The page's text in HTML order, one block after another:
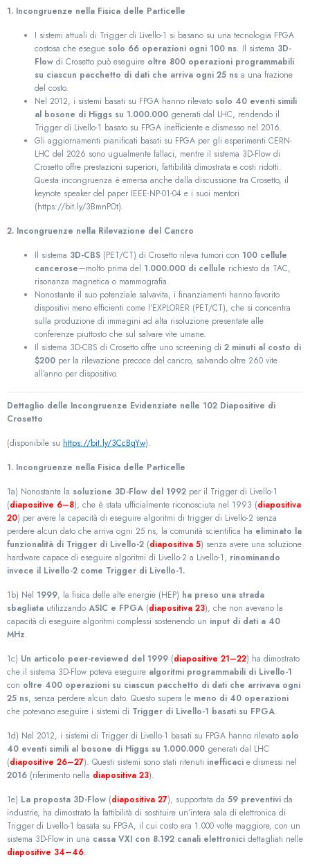
1. Incongruenze nella Fisica delle Particelle
I sistemi attuali di Trigger di Livello-1 si basano su una tecnologia FPGA
costosa che esegue solo 66 operazioni ogni 100 ns. Il sistema 3D-
Flow di Crosetto può eseguire oltre 800 operazioni programmabili
su ciascun pacchetto di dati che arriva ogni 25 ns a una frazione
del costo.
Nel 2012, i sistemi basati su FPGA hanno rilevato solo 40 eventi simili
al bosone di Higgs su 1.000.000 generati dal LHC, rendendo il
Trigger di Livello-1 basato su FPGA inefficiente e dismesso nel 2016.
Gli aggiornamenti pianificati basati su FPGA per gli esperimenti CERN-
LHC del 2026 sono ugualmente fallaci, mentre il sistema 3D-Flow di
Crosetto offre prestazioni superiori, fattibilità dimostrata e costi ridotti.
Questa incongruenza è emersa anche dalla discussione tra Crosetto, il
keynote speaker del paper IEEE-NP-01-04 e i suoi mentori
(https://bit.ly/3BmnPOt).
2. Incongruenze nella Rilevazione del Cancro
Il sistema 3D-CBS (PET/CT) di Crosetto rileva tumori con 100 cellule
cancerose—molto prima del 1.000.000 di cellule richiesto da TAC,
risonanza magnetica o mammografia.
Nonostante il suo potenziale salvavita, i finanziamenti hanno favorito
dispositivi meno efficienti come l’EXPLORER (PET/CT), che si concentra
sulla produzione di immagini ad alta risoluzione presentate alle
conferenze piuttosto che sul salvare vite umane.
Il sistema 3D-CBS di Crosetto offre uno screening di 2 minuti al costo di
$200 per la rilevazione precoce del cancro, salvando oltre 260 vite
all’anno per dispositivo.
Dettaglio delle Incongruenze Evidenziate nelle 102 Diapositive di
Crosetto
(disponibile su https://bit.ly/3CcBqYw).
1. Incongruenze nella Fisica delle Particelle
1a) Nonostante la soluzione 3D-Flow del 1992 per il Trigger di Livello-1
(diapositive 6–8), che è stata ufficialmente riconosciuta nel 1993 (diapositiva
20) per avere la capacità di eseguire algoritmi di trigger di Livello-2 senza
perdere alcun dato che arriva ogni 25 ns, la comunità scientifica ha eliminato la
funzionalità di Trigger di Livello-2 (diapositiva 5) senza avere una soluzione
hardware capace di eseguire algoritmi di Livello-2 a Livello-1, rinominando
invece il Livello-2 come Trigger di Livello-1.
1b) Nel 1999, la fisica delle alte energie (HEP) ha preso una strada
sbagliata utilizzando ASIC e FPGA (diapositiva 23), che non avevano la
capacità di eseguire algoritmi complessi sostenendo un input di dati a 40
MHz.
1c) Un articolo peer-reviewed del 1999 (diapositive 21–22) ha dimostrato
che il sistema 3D-Flow poteva eseguire algoritmi programmabili di Livello-1
con oltre 400 operazioni su ciascun pacchetto di dati che arrivava ogni
25 ns, senza perdere alcun dato. Questo supera le meno di 40 operazioni
che potevano eseguire i sistemi di Trigger di Livello-1 basati su FPGA.
1d) Nel 2012, i sistemi di Trigger di Livello-1 basati su FPGA hanno rilevato solo
40 eventi simili al bosone di Higgs su 1.000.000 generati dal LHC
(diapositive 26–27). Questi sistemi sono stati ritenuti inefficaci e dismessi nel
2016 (riferimento nella diapositiva 23).
1e) La proposta 3D-Flow (diapositiva 27), supportata da 59 preventivi da
industrie, ha dimostrato la fattibilità di sostituire un’intera sala di elettronica di
Trigger di Livello-1 basata su FPGA, il cui costo era 1.000 volte maggiore, con un
sistema 3D-Flow in una cassa VXI con 8.192 canali elettronici dettagliati nelle
diapositive 34–46.